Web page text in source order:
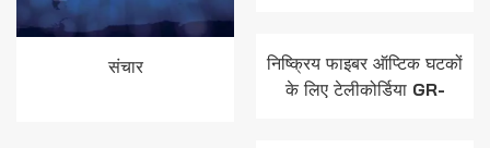
संचार
निष्क्रिय फाइबर ऑप्टिक घटकों
के लिए टेलीकोर्डिया GR-